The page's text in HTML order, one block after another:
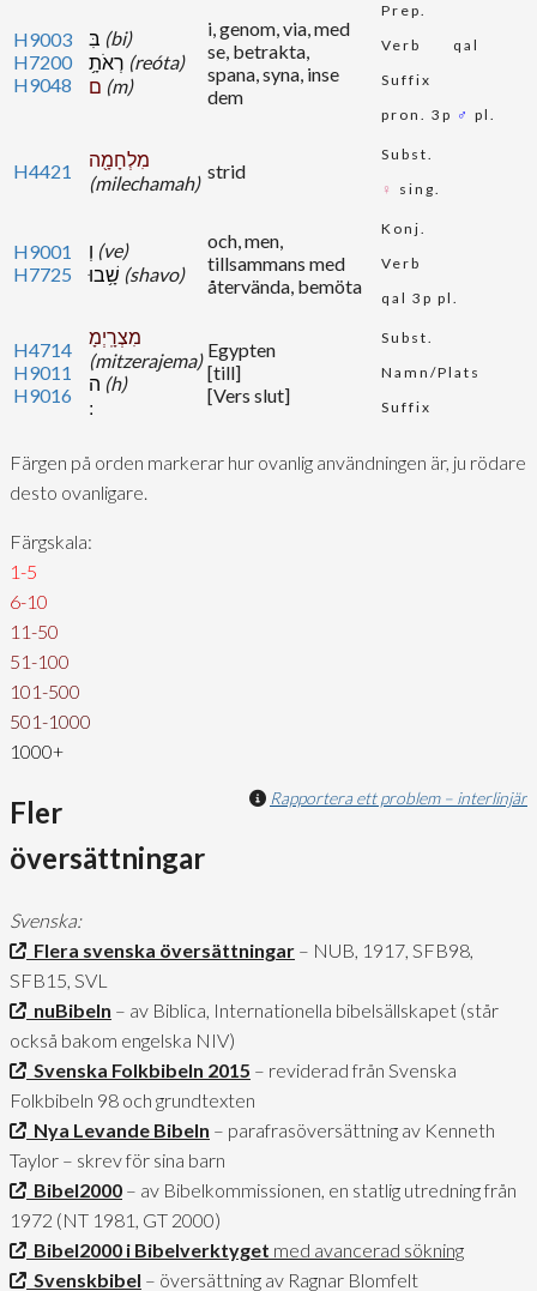
H9003
H7200
H9048
(bi)
(reóta)
(m)
i, genom, via, med
se, betrakta,
spana, syna, inse
dem
Prep.
Verb
qal
Suffix
pron. 3p ♂ pl.
H4421
מִלְחָמָ֖ה
(milechamah)
strid
Subst.
♀
sing.
H9001
H7725
(ve)
(shavo)
och, men,
tillsammans med
återvända, bemöta
Konj.
Verb
qal 3p pl.
H4714
H9011
H9016
מִצְרָֽיְמָ
(mitzerajema)
(h)
Egypten
[till]
[Vers slut]
Subst.
Namn/Plats
Suffix
Färgen på orden markerar hur ovanlig användningen är, ju rödare
desto ovanligare.
Färgskala:
1-5
6-10
11-50
51-100
101-500
501-1000
1000+
Rapportera ett problem – interlinjär
Fler
översättningar
Svenska:
Flera svenska översättningar – NUB, 1917, SFB98,
SFB15, SVL
nuBibeln – av Biblica, Internationella bibelsällskapet (står
också bakom engelska NIV)
Svenska Folkbibeln 2015 – reviderad från Svenska
Folkbibeln 98 och grundtexten
Nya Levande Bibeln – parafrasöversättning av Kenneth
Taylor – skrev för sina barn
Bibel2000 – av Bibelkommissionen, en statlig utredning från
1972 (NT 1981, GT 2000)
Bibel2000 i Bibelverktyget med avancerad sökning
Svenskbibel – översättning av Ragnar Blomfelt